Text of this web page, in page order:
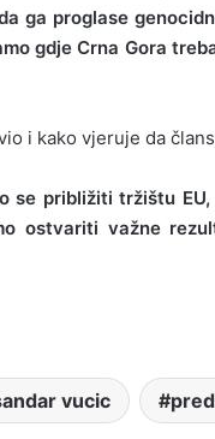
ga proglase
gdje Crna Gora
i kako vjeruje da
se približiti tržištu
ostvariti važne
vucic